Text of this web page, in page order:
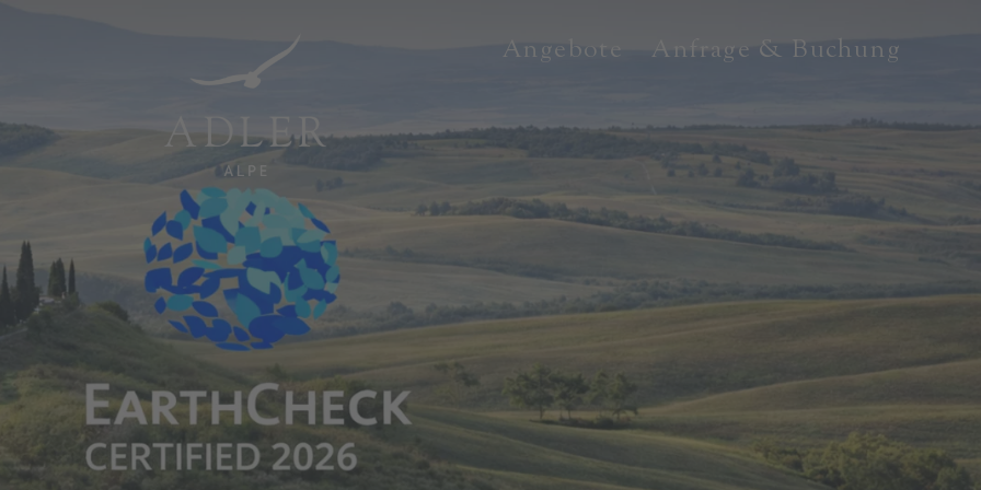
Angebote Anfrage & Buchung